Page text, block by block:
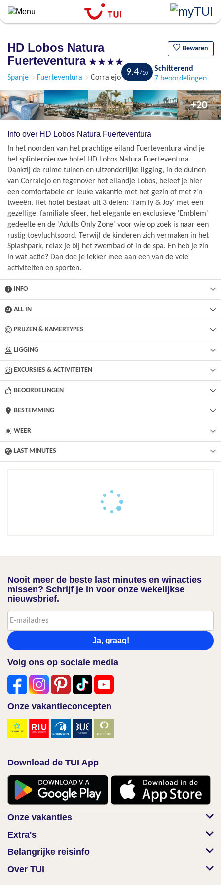
Overslaan
algemene
gaan
HD Lobos Natura
Fuerteventura
Bewaren
Spanje Fuerteventura Corralejo
9.4
Schitterend
7 beoordelingen
+20
Info over HD Lobos Natura Fuerteventura
In het noorden van het prachtige eiland Fuerteventura vind je
het splinternieuwe hotel HD Lobos Natura Fuerteventura.
Dankzij de ruime tuinen en uitzonderlijke ligging, in de duinen
van Corralejo en tegenover het eilandje Lobos, beleef je hier
een comfortabele en leuke vakantie met het gezin of met z'n
tweeën. Het hotel bestaat uit 3 delen: 'Family & Joy' met een
gezellige, familiale sfeer, het elegante en exclusieve 'Emblem'
gedeelte en de 'Adults Only Zone' voor wie op zoek is naar een
rustig toevluchtsoord. Terwijl de kinderen zich vermaken in het
Splashpark, relax je bij het zwembad of in de spa. En heb je zin
in wat actie? Dan doe je lekker mee aan een van de vele
activiteiten en sporten.
INFO
ALL IN
PRIJZEN & KAMERTYPES
LIGGING
EXCURSIES & ACTIVITEITEN
BEOORDELINGEN
BESTEMMING
WEER
LAST MINUTES
Nooit meer de beste last minutes en winacties
missen? Schrijf je in voor onze wekelijkse
nieuwsbrief.
Ja, graag!
Volg ons op sociale media
Onze vakantieconcepten
Download de TUI App
Onze vakanties
Extra's
Belangrijke reisinfo
Over TUI